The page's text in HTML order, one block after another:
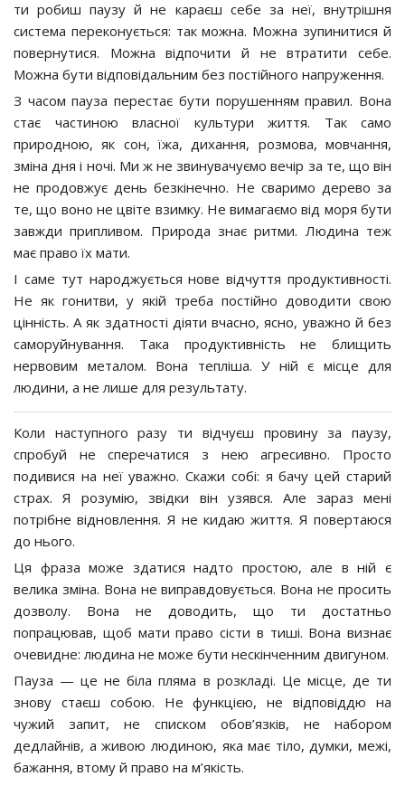
ти робиш паузу й не караєш себе за неї, внутрішня
система переконується: так можна. Можна зупинитися й
повернутися. Можна відпочити й не втратити себе.
Можна бути відповідальним без постійного напруження.
З часом пауза перестає бути порушенням правил. Вона
стає частиною власної культури життя. Так само
природною, як сон, їжа, дихання, розмова, мовчання,
зміна дня і ночі. Ми ж не звинувачуємо вечір за те, що він
не продовжує день безкінечно. Не сваримо дерево за
те, що воно не цвіте взимку. Не вимагаємо від моря бути
завжди припливом. Природа знає ритми. Людина теж
має право їх мати.
І саме тут народжується нове відчуття продуктивності.
Не як гонитви, у якій треба постійно доводити свою
цінність. А як здатності діяти вчасно, ясно, уважно й без
саморуйнування. Така продуктивність не блищить
нервовим металом. Вона тепліша. У ній є місце для
людини, а не лише для результату.
Коли наступного разу ти відчуєш провину за паузу,
спробуй не сперечатися з нею агресивно. Просто
подивися на неї уважно. Скажи собі: я бачу цей старий
страх. Я розумію, звідки він узявся. Але зараз мені
потрібне відновлення. Я не кидаю життя. Я повертаюся
до нього.
Ця фраза може здатися надто простою, але в ній є
велика зміна. Вона не виправдовується. Вона не просить
дозволу. Вона не доводить, що ти достатньо
попрацював, щоб мати право сісти в тиші. Вона визнає
очевидне: людина не може бути нескінченним двигуном.
Пауза — це не біла пляма в розкладі. Це місце, де ти
знову стаєш собою. Не функцією, не відповіддю на
чужий запит, не списком обов’язків, не набором
дедлайнів, а живою людиною, яка має тіло, думки, межі,
бажання, втому й право на м’якість.